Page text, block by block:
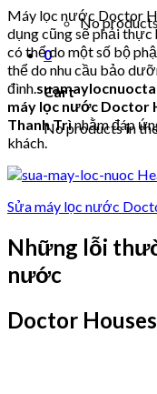
No
0
Cart
No products in
Máy lọc nước Doctor
dụng cũng sẽ phải
có thể do một số bộ
thể do nhu cầu bảo
đình.
máy lọc nước Doctor
Thanh Trìnhằm đáp
khách.
Sửa máy lọc nước
Những lỗi
nước
Doctor Houses